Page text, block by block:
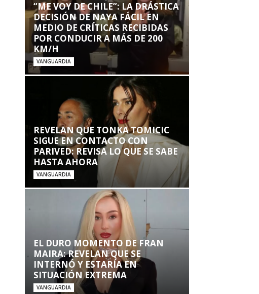
“ME VOY DE CHILE”: LA DRÁSTICA
DECISIÓN DE NAYA FÁCIL EN
MEDIO DE CRÍTICAS RECIBIDAS
POR CONDUCIR A MÁS DE 200
KM/H
VANGUARDIA
REVELAN QUE TONKA TOMICIC
SIGUE EN CONTACTO CON
PARIVED: REVISA LO QUE SE SABE
HASTA AHORA
VANGUARDIA
EL DURO MOMENTO DE FRAN
MAIRA: REVELAN QUE SE
INTERNÓ Y ESTARÍA EN
SITUACIÓN EXTREMA
VANGUARDIA